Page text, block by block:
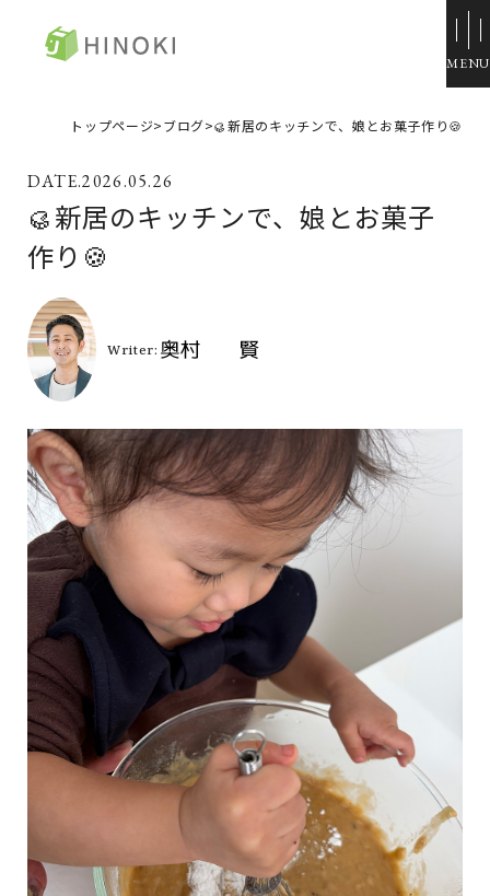
資料請求
トップページ
コンセプト
ひのきの家づくり
ラインナップ
ZERO STYLE
コンフォート
コンフォート 間取一覧
コンフォート 設備・仕様一
覧
よくある質問
施工事例
お客様の声
リフォーム・
リノベーション
安江展示場
HINOラボ
来店・相談予約
イベント情報
建売・中古 物件情報
土地情報
土地無料査定
資料請求
スタッフブログ
ひのきちゃんねる
会社概要
スタッフ紹介
採用情報
お客様ご紹介制度
個人情報保護方針
SNSでも施工例やイベントの
最新情報を配信しています
トップページ>ブログ>🥮新居のキッチンで、娘とお菓子作り🍪
2026.05.26
🥮新居のキッチンで、娘とお菓子
作り🍪